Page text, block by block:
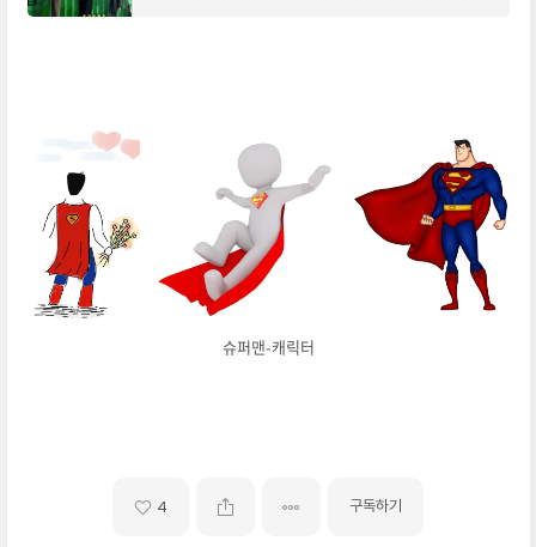
슈퍼맨-캐릭터
4 구독하기